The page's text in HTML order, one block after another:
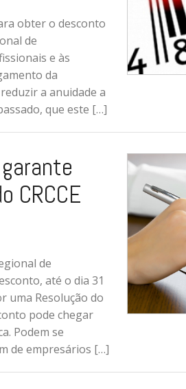
obter o desconto
de
e às
da
a anuidade a
que este […]
CRCCE
de
até o dia 31
uma Resolução do
pode chegar
Podem se
de empresários […]